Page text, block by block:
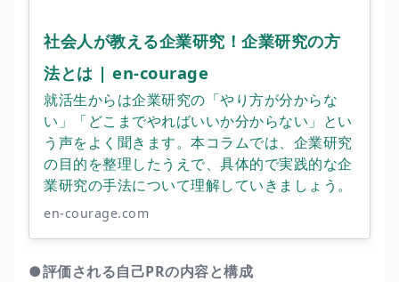
社会人が教える企業研究！企業研究の方
法とは | en-courage
就活生からは企業研究の「やり方が分からな
い」「どこまでやればいいか分からない」とい
う声をよく聞きます。本コラムでは、企業研究
の目的を整理したうえで、具体的で実践的な企
業研究の手法について理解していきましょう。
en-courage.com
●評価される自己PRの内容と構成